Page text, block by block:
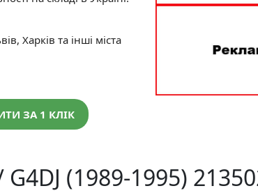
Харків та інші міста
ЗА 1 КЛIК
(1989-1995)